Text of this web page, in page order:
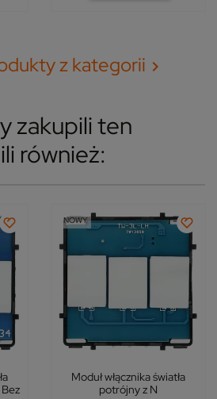
z kategorii 
zakupili ten
również:
NOWY
Moduł włącznika światła
potrójny z N